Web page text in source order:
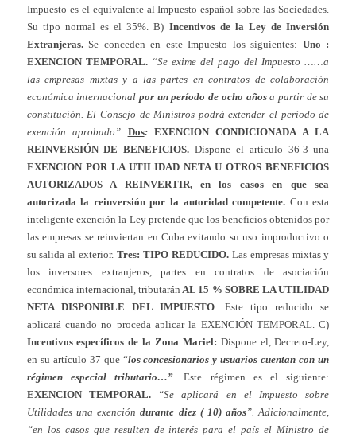
Impuesto es el equivalente al Impuesto español sobre las Sociedades.
Su tipo normal es el 35%. B) Incentivos de la Ley de Inversión
Extranjeras.Se conceden en este Impuesto los siguientes: Uno :
EXENCION TEMPORAL. “Se exime del pago del Impuesto ……a
las empresas mixtas y a las partes en contratos de colaboración
económica internacionalpor un período de ocho añosa partir de su
constitución. El Consejo de Ministros podrá extender el período de
exención aprobado” Dos: EXENCION CONDICIONADA A LA
REINVERSIÓN DE BENEFICIOS.Dispone el artículo 36-3 una
EXENCION POR LA UTILIDAD NETA U OTROS BENEFICIOS
AUTORIZADOS A REINVERTIR, en los casos en que sea
autorizada la reinversión por la autoridad competente. Con esta
inteligente exención la Ley pretende que los beneficios obtenidos por
las empresas se reinviertan en Cuba evitando su uso improductivo o
su salida al exterior.Tres: TIPO REDUCIDO. Las empresas mixtas y
los inversores extranjeros, partes en contratos de asociación
económica internacional, tributarán AL 15 % SOBRE LA UTILIDAD
NETA DISPONIBLE DEL IMPUESTO. Este tipo reducido se
aplicará cuando no proceda aplicar la EXENCIÓN TEMPORAL. C)
Incentivos específicos de la Zona Mariel: Dispone el, Decreto-Ley,
en su artículo 37 que “los concesionarios y usuarios cuentan con un
régimen especial tributario…”. Este régimen es el siguiente:
EXENCION TEMPORAL.
“Se aplicará en el Impuesto sobre
Utilidades una exencióndurante diez ( 10) años”. Adicionalmente,
“en los casos que resulten de interés para el país el Ministro de